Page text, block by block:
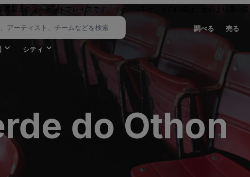
界最大のマーケットプレイスです。リセールチケットの価格は、定価より高い場
調べる 売る
シティ
do Othon